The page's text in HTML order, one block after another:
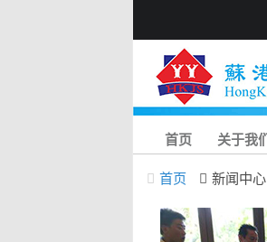
首页 关于我们
首页 新闻中心